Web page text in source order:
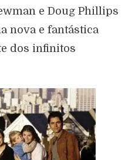
e Doug Phillips
nova e fantástica
dos infinitos